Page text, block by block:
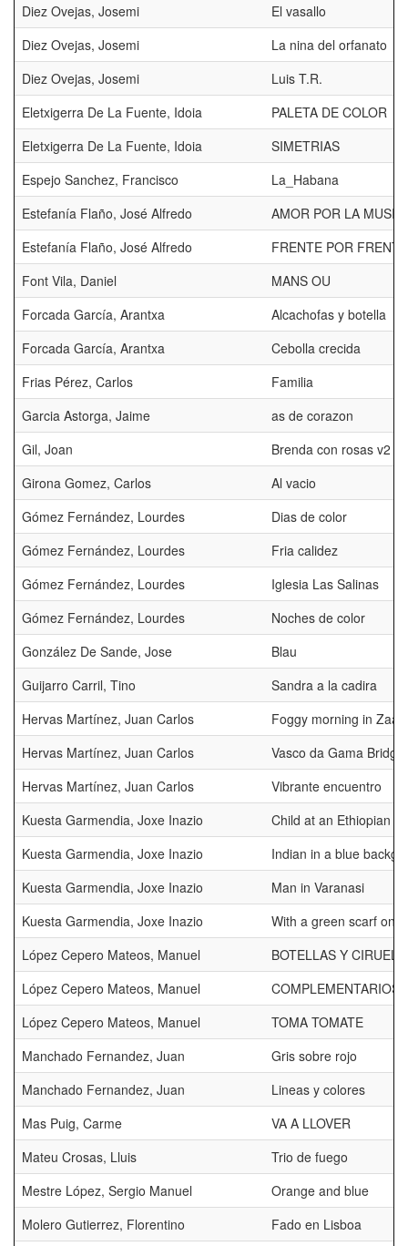
Diez Ovejas, Josemi
El vasallo
Diez Ovejas, Josemi
La nina del orfanato
Diez Ovejas, Josemi
Luis T.R.
Eletxigerra De La Fuente, Idoia
PALETA DE COLOR
Eletxigerra De La Fuente, Idoia
SIMETRIAS
Espejo Sanchez, Francisco
La_Habana
Estefanía Flaño, José Alfredo
AMOR POR LA
Estefanía Flaño, José Alfredo
FRENTE POR FRENTE
Font Vila, Daniel
MANS OU
Forcada García, Arantxa
Alcachofas y botella
Forcada García, Arantxa
Cebolla crecida
Frias Pérez, Carlos
Familia
Garcia Astorga, Jaime
as de corazon
Gil, Joan
Brenda con rosas v2
Girona Gomez, Carlos
Al vacio
Gómez Fernández, Lourdes
Dias de color
Gómez Fernández, Lourdes
Fria calidez
Gómez Fernández, Lourdes
Iglesia Las Salinas
Gómez Fernández, Lourdes
Noches de color
González De Sande, Jose
Blau
Guijarro Carril, Tino
Sandra a la cadira
Hervas Martínez, Juan Carlos
Foggy morning in
Hervas Martínez, Juan Carlos
Vasco da Gama Bridge
Hervas Martínez, Juan Carlos
Vibrante encuentro
Kuesta Garmendia, Joxe Inazio
Child at an Ethiopian
Kuesta Garmendia, Joxe Inazio
Indian in a blue
Kuesta Garmendia, Joxe Inazio
Man in Varanasi
Kuesta Garmendia, Joxe Inazio
With a green scarf on
López Cepero Mateos, Manuel
BOTELLAS Y
López Cepero Mateos, Manuel
COMPLEMENTARIOS
López Cepero Mateos, Manuel
TOMA TOMATE
Manchado Fernandez, Juan
Gris sobre rojo
Manchado Fernandez, Juan
Lineas y colores
Mas Puig, Carme
VA A LLOVER
Mateu Crosas, Lluis
Trio de fuego
Mestre López, Sergio Manuel
Orange and blue
Molero Gutierrez, Florentino
Fado en Lisboa